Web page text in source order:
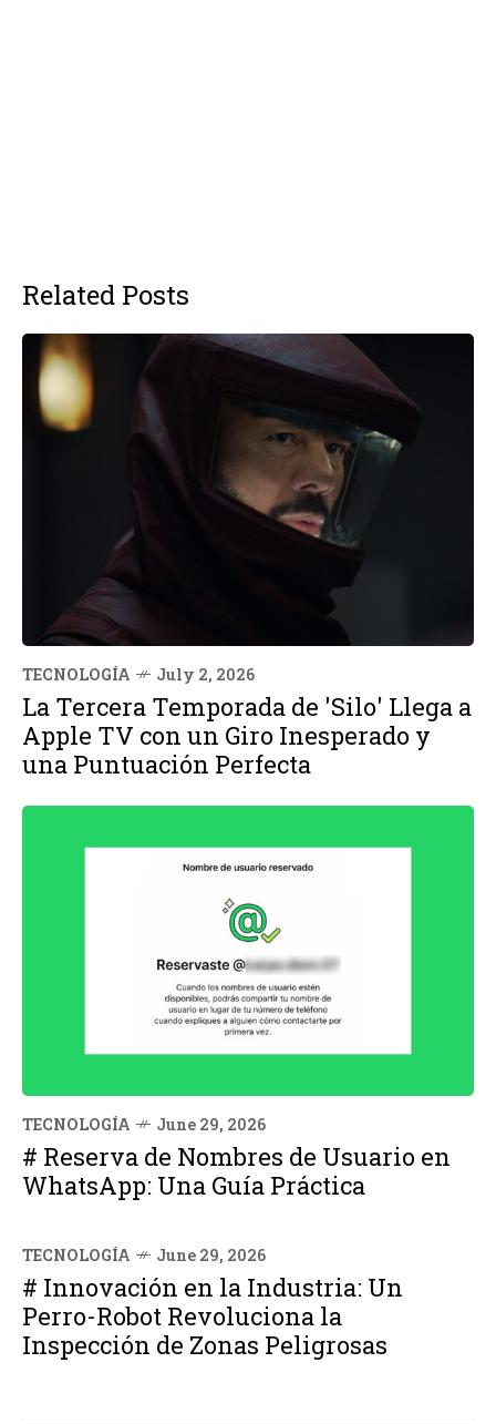
Related Posts
TECNOLOGÍA July 2, 2026
La Tercera Temporada de 'Silo' Llega a
Apple TV con un Giro Inesperado y
una Puntuación Perfecta
TECNOLOGÍA June 29, 2026
# Reserva de Nombres de Usuario en
WhatsApp: Una Guía Práctica
TECNOLOGÍA June 29, 2026
# Innovación en la Industria: Un
Perro-Robot Revoluciona la
Inspección de Zonas Peligrosas